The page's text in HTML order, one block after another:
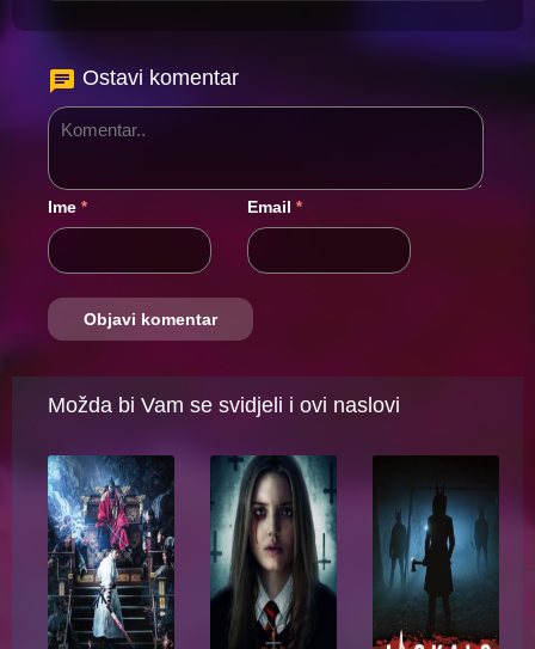
Ostavi komentar
Ime * Email *
Možda bi Vam se svidjeli i ovi naslovi